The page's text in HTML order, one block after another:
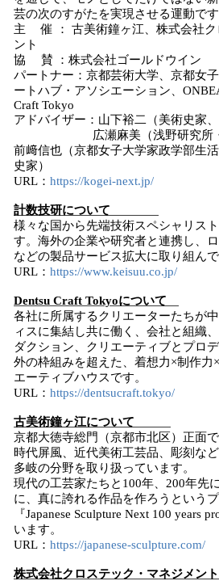
芸の次のすがたを実現させる運動です
主 催 ： 古美術鐘ヶ江、株式会社ク
ント
協 賛 ：株式会社ゴールドウイン
パートナー：京都芸術大学、京都女
ートハブ・アソシエーション、
Craft Tokyo
アドバイザー：山下裕二（美術史家、
広瀬麻美（浅野研究所・代
前﨑信也（京都女子大学家政学部生
史家）
URL： https://kogei-next.jp/
計数技研について
様々な国から先端技術スペシャリス
す。海外の企業や研究者と連携し、
などの製品サービス拡大に取り組んで
URL： https://www.keisuu.co.jp/
Dentsu Craft Tokyoについて
各社に所属するクリエーターたちが
ィスに集結し共に働く、会社と組織
ダクション、クリエーティブとプロ
外の枠組みを超えた、着想力×制作力
エーティブハウスです。
URL： https://dentsucraft.tokyo/
古美術鐘ヶ江について
京都大徳寺総門（京都市北区）正面
時代屏風、近代美術工芸品、彫刻な
多岐の分野を取り扱っています。
現代の工芸家たちと100年、200年先
に、真に誇れる作品を作ろうという
『Japanese Sculpture Next 100 years
います。
URL： https://japanese-sculpture.com/
株式会社クロステック・マネジメント